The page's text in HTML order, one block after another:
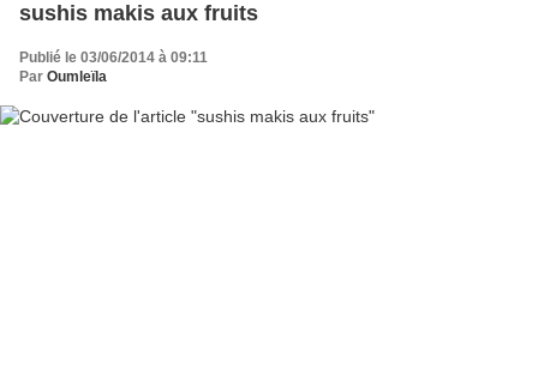
sushis makis aux fruits
Publié le 03/06/2014 à 09:11
Par Oumleïla